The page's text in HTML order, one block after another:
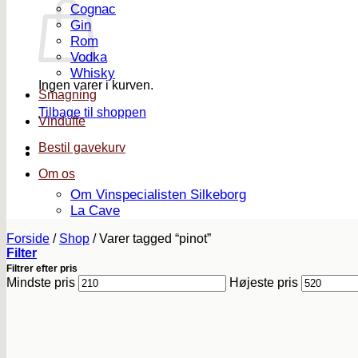
Ingen varer i kurven.
Tilbage til shoppen
Cognac
Gin
Rom
Vodka
Whisky
Smagning
Vindufte
Bestil gavekurv
Om os
Om Vinspecialisten Silkeborg
La Cave
Forside / Shop /Varer tagged “pinot”
Filter
Filtrer efter pris
Mindste pris Højeste pris